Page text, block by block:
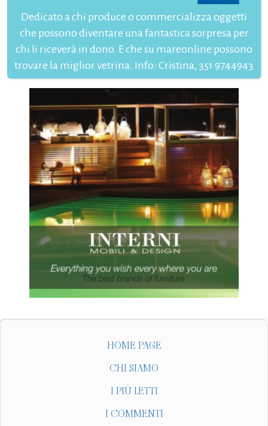
Dedicato a chi produce o commercializza oggetti
che possono diventare una fantastica sorpresa per
chi li riceverà in dono. E che su mareonline possono
trovare la miglior vetrina. Info: Cristina, 351 9744943
HOME PAGE
CHI SIAMO
I PIÙ LETTI
I COMMENTI